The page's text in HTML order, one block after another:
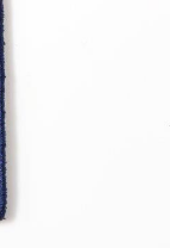
・ストラップ・